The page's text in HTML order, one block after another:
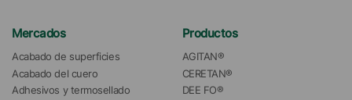
Mercados
Acabado de superficies
Acabado del cuero
Adhesivos y termosellado
Productos
AGITAN®
CERETAN®
DEE FO®